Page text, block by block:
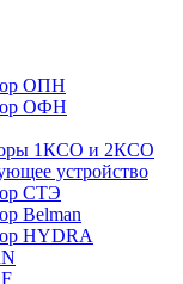
ОПН
ОФН
1КСО и 2КСО
устройство
СТЭ
Belman
HYDRA